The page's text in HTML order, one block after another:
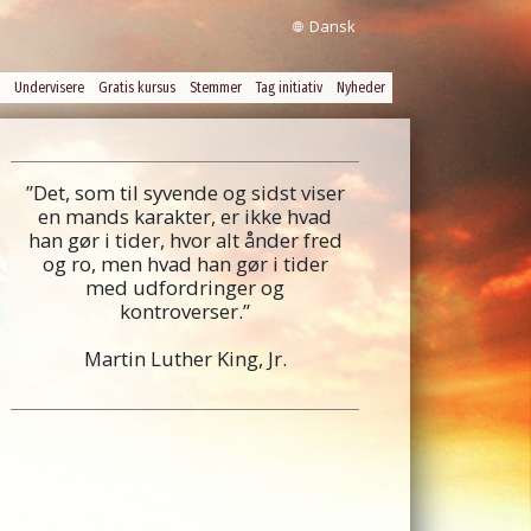
Dansk
Undervisere Gratis kursus Stemmer Tag initiativ Nyheder
”Det, som til syvende og sidst viser
en mands karakter, er ikke hvad
han gør i tider, hvor alt ånder fred
og ro, men hvad han gør i tider
med udfordringer og
kontroverser.”
Martin Luther King, Jr.